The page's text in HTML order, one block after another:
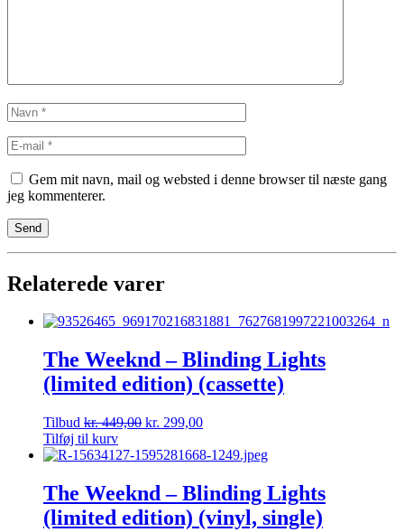
Gem mit navn, mail og websted i denne browser til næste gang
jeg kommenterer.
Relaterede varer
The Weeknd – Blinding Lights
(limited edition) (cassette)
Tilbud kr.449,00 kr. 299,00
Tilføj til kurv
The Weeknd – Blinding Lights
(limited edition) (vinyl, single)